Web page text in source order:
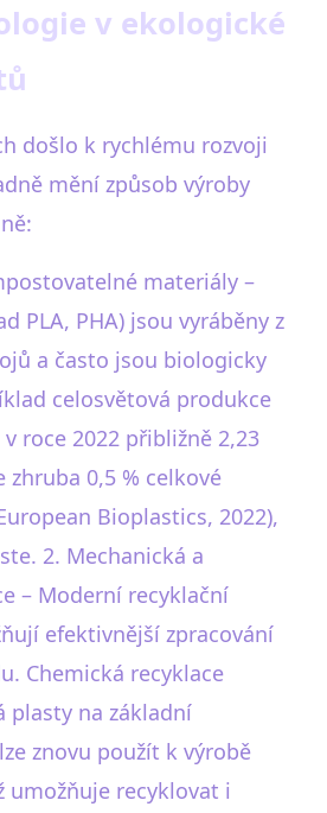
v ekologické
došlo k rychlému rozvoji
mění způsob výroby
materiály –
PLA, PHA) jsou vyráběny z
a často jsou biologicky
celosvětová produkce
roce 2022 přibližně 2,23
0,5 % celkové
Bioplastics, 2022),
2. Mechanická a
– Moderní recyklační
efektivnější zpracování
Chemická recyklace
plasty na základní
znovu použít k výrobě
umožňuje recyklovat i